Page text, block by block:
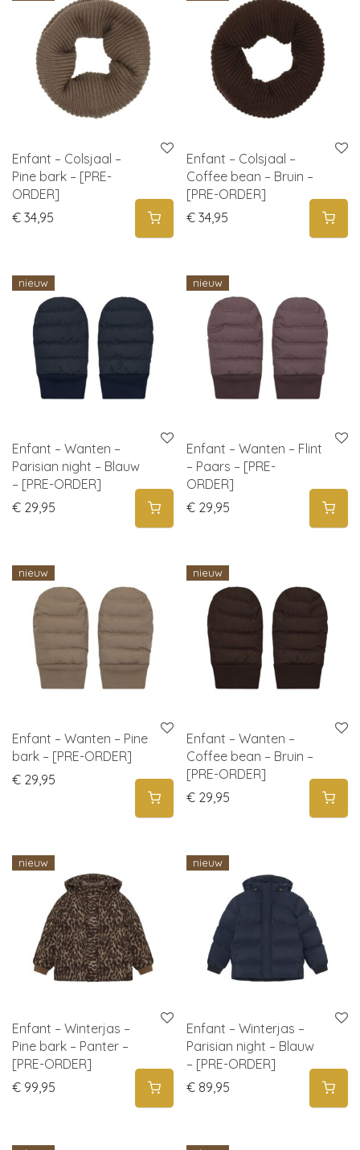
Enfant – Colsjaal –
Pine bark – [PRE-
ORDER]
€ 34,95
Enfant – Colsjaal –
Coffee bean – Bruin –
[PRE-ORDER]
€ 34,95
nieuw
Enfant – Wanten –
Parisian night – Blauw
– [PRE-ORDER]
€ 29,95
nieuw
Enfant – Wanten – Flint
– Paars – [PRE-
ORDER]
€ 29,95
nieuw
Enfant – Wanten – Pine
bark – [PRE-ORDER]
€ 29,95
nieuw
Enfant – Wanten –
Coffee bean – Bruin –
[PRE-ORDER]
€ 29,95
nieuw
Enfant – Winterjas –
Pine bark – Panter –
[PRE-ORDER]
€ 99,95
nieuw
Enfant – Winterjas –
Parisian night – Blauw
– [PRE-ORDER]
€ 89,95